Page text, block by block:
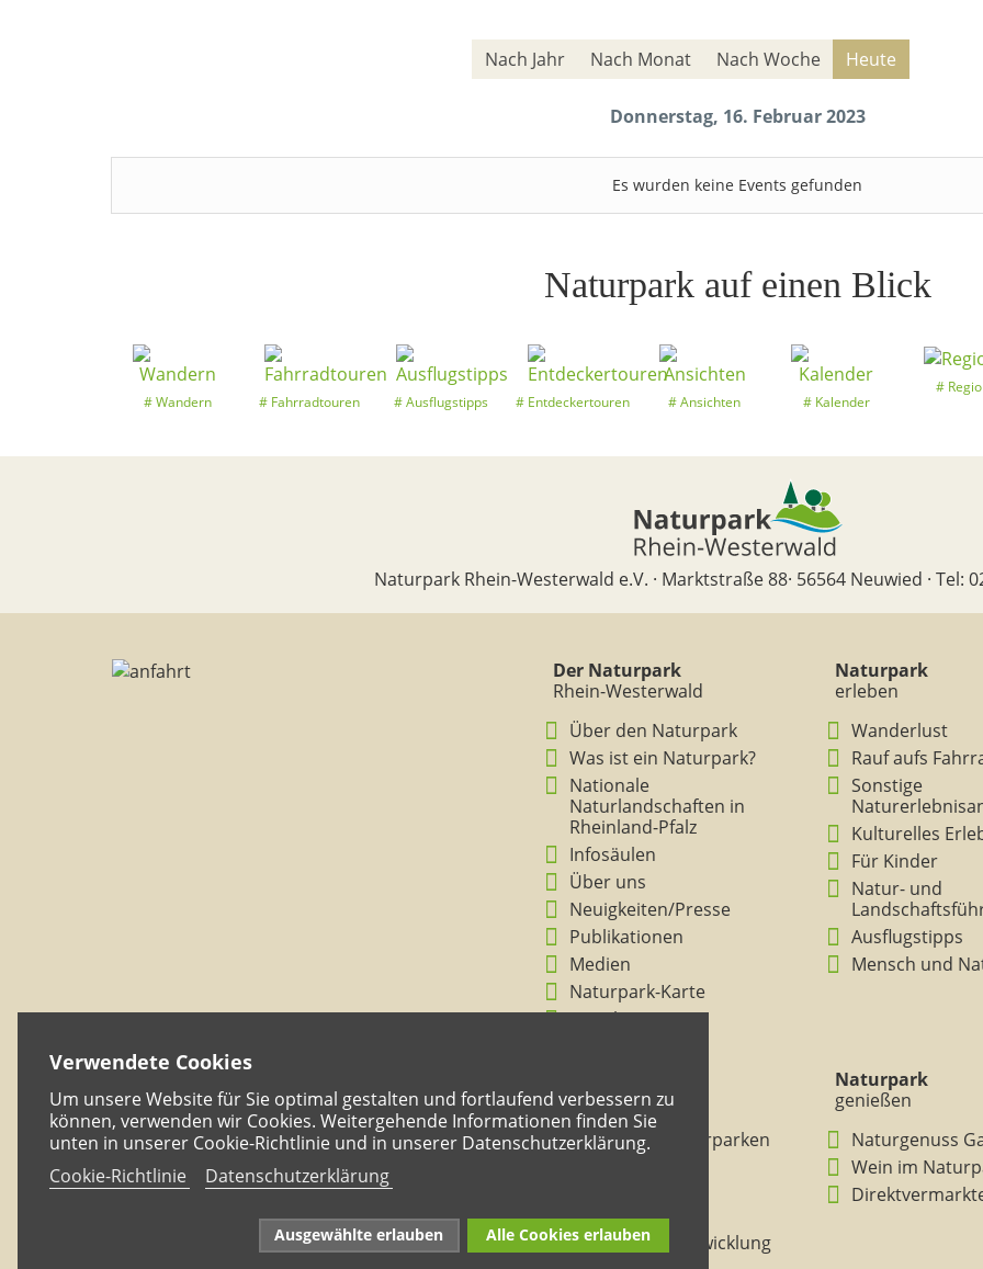
Verwendete Cookies
Um unsere Website für Sie optimal gestalten und fortlaufend verbessern zu
können, verwenden wir Cookies. Weitergehende Informationen finden Sie
unten in unserer Cookie-Richtlinie und in unserer Datenschutzerklärung.
Cookie-Richtlinie
Datenschutzerklärung
Ausgewählte erlauben Alle Cookies erlauben
Nach Jahr Nach Monat Nach Woche Heute
Donnerstag, 16. Februar 2023
Es wurden keine Events gefunden
Naturpark auf einen Blick
Wandern Fahrradtouren Ausflugstipps Entdeckertouren Ansichten Kalender
Naturpark Rhein-Westerwald e.V. · Marktstraße 88· 56564 Neuwied · Tel:
Der Naturpark
Rhein-Westerwald
Über den Naturpark
Was ist ein Naturpark?
Nationale
Naturlandschaften in
Rheinland-Pfalz
Infosäulen
Über uns
Neuigkeiten/Presse
Publikationen
Medien
Naturpark-Karte
Ansichten
Naturpark
erleben
Wanderlust
Rauf aufs
Sonstige
Kulturelles
Für Kinder
Natur- und
Ausflugstipps
Mensch und
verstehen
BNE in den Naturparken
Rheinland-Pfalz
Mitmachheft
Nachhaltige Entwicklung
Naturpark
genießen
Naturgenuss
Wein im